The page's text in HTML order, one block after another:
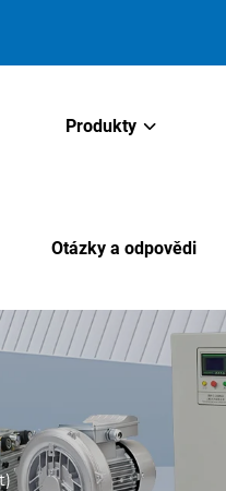
Produkty
Otázky a odpovědi